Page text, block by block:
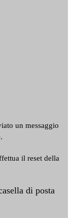
un messaggio
il reset della
di posta